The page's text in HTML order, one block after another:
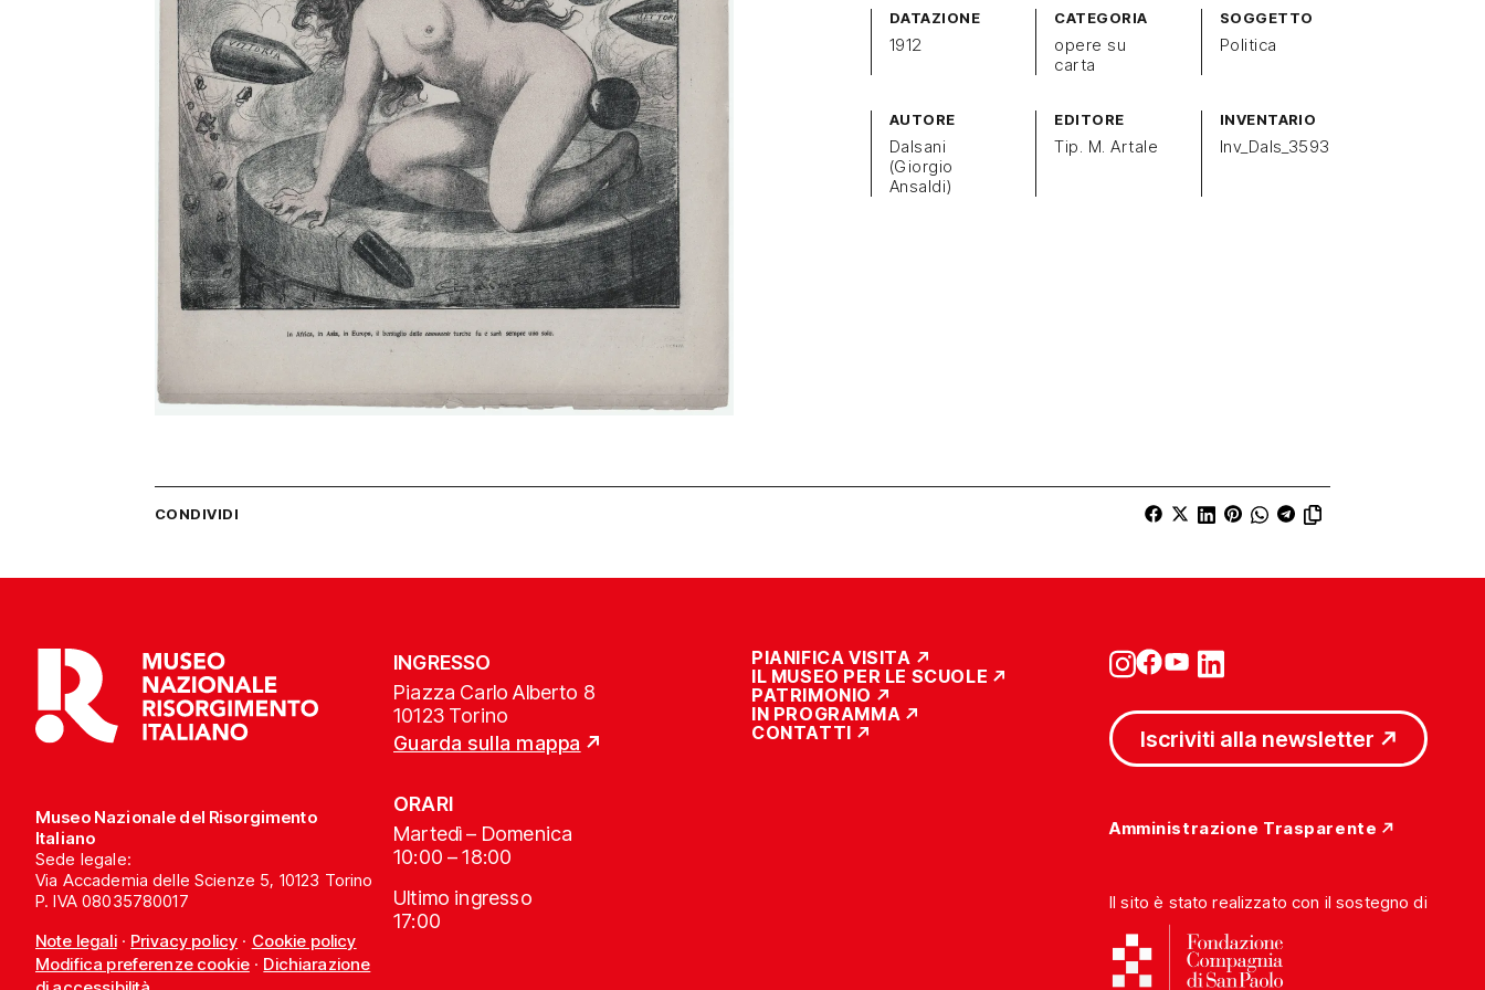
DATAZIONE
1912
CATEGORIA
opere su
carta
SOGGETTO
Politica
AUTORE
Dalsani
(Giorgio
Ansaldi)
EDITORE
Tip. M. Artale
INVENTARIO
Inv_Dals_3593
CONDIVIDI
Museo Nazionale del Risorgimento
Italiano
Sede legale:
Via Accademia delle Scienze 5, 10123 Torino
P. IVA 08035780017
Note legali· Privacy policy · Cookie policy
Modifica preferenze cookie· Dichiarazione
INGRESSO
Piazza Carlo Alberto 8
10123 Torino
Guarda sulla mappa
ORARI
Martedì – Domenica
10:00 – 18:00
Ultimo ingresso
17:00
PIANIFICA VISITA
IL MUSEO PER LE SCUOLE
PATRIMONIO
IN PROGRAMMA
CONTATTI
Iscriviti alla newsletter
Amministrazione Trasparente
Il sito è stato realizzato con il sostegno di